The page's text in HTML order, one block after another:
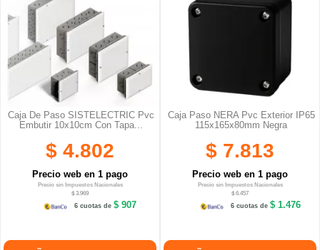
Caja De Paso SISTELECTRIC Pvc
Embutir 10x10cm Con Tapa...
$ 4.802
Precio web en 1 pago
Precio sin Impuestos Nacionales
$ 3.969
6 cuotas de$ 907
Caja Paso NERA Pvc Exterior IP65
115x165x80mm Negra
$ 7.813
Precio web en 1 pago
Precio sin Impuestos Nacionales
$ 6.457
6 cuotas de $ 1.476